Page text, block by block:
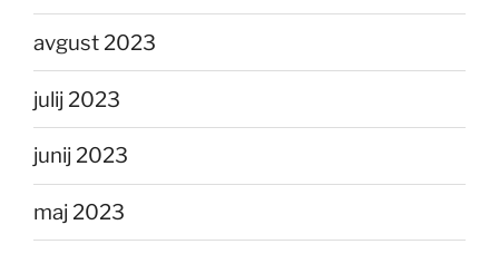
avgust 2023
julij 2023
junij 2023
maj 2023